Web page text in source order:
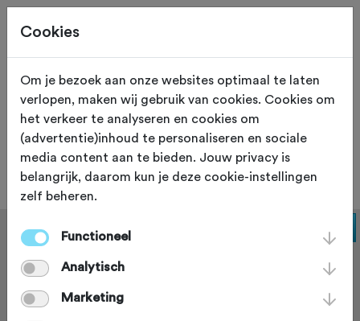
ETEN EN DRINKEN
Velosol Cycling Bar
Cookies
Om je bezoek aan onze websites optimaal te laten
verlopen, maken wij gebruik van cookies. Cookies om
het verkeer te analyseren en cookies om
(advertentie)inhoud te personaliseren en sociale
media content aan te bieden. Jouw privacy is
belangrijk, daarom kun je deze cookie-instellingen
zelf beheren.
Functioneel
Analytisch
Marketing